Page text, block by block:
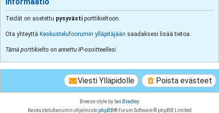
Informaatio
Teidät on asetettu pysyvästi porttikieltoon.
Ota yhteyttä Keskustelufoorumin ylläpitäjään saadaksesi lisää tietoa.
Tämä porttikielto on annettu IP-osoitteellesi.
Poista evästeet
Viesti Ylläpidolle
Breeze style by Ian Bradley
Keskustelufoorumin ohjelmisto phpBB® Forum Software © phpBB Limited